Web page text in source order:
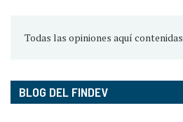
Todas las opiniones aquí
BLOG DEL FINDEV